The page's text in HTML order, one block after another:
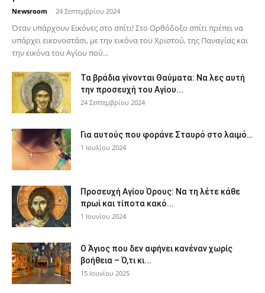
Newsroom - 24 Σεπτεμβρίου 2024
Όταν υπάρχουν Εικόνες στο σπίτι! Στο Ορθόδοξο σπίτι πρέπει να
υπάρχει εικονοστάσι, με την εικόνα του Χριστού, της Παν­αγίας και
την εικόνα του Αγίου πού...
Τα βράδια γίνονται Θαύματα: Να λες αυτή
την προσευχή του Αγίου...
24 Σεπτεμβρίου 2024
Για αυτούς που φοράνε Σταυρό στο λαιμό…
1 Ιουλίου 2024
Προσευχή Αγίου Όρους: Να τη λέτε κάθε
πρωί και τίποτα κακό...
1 Ιουνίου 2024
Ο Άγιος που δεν αφήνει κανέναν χωρίς
βοήθεια – Ό,τι κι...
15 Ιουνίου 2025